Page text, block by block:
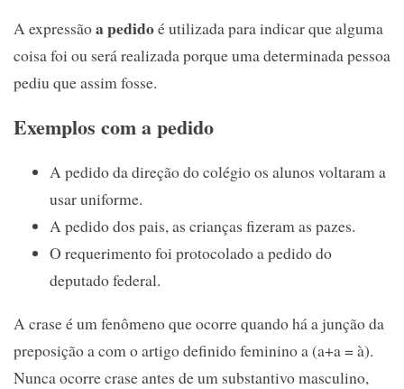
A expressãoa pedidoé utilizada para indicar que alguma
coisa foi ou será realizada porque uma determinada pessoa
pediu que assim fosse.
Exemplos com a pedido
A pedido da direção do colégio os alunos voltaram a
usar uniforme.
A pedido dos pais, as crianças fizeram as pazes.
O requerimento foi protocolado a pedido do
deputado federal.
A crase é um fenômeno que ocorre quando há a junção da
preposição a com o artigo definido feminino a (a+a = à).
Nunca ocorre crase antes de um substantivo masculino,